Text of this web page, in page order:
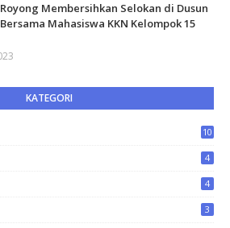
Membersihkan Selokan di Dusun
Mahasiswa KKN Kelompok 15
KATEGORI
10
4
4
3